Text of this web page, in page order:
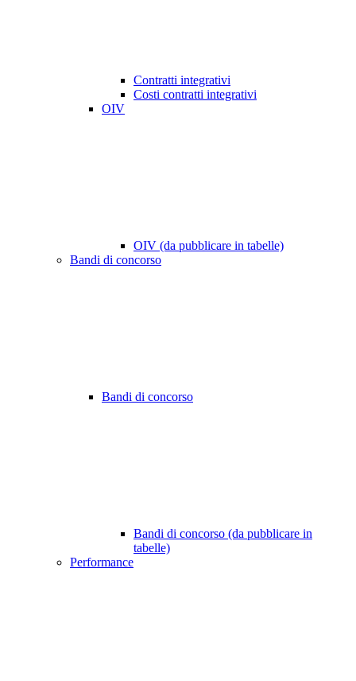
Contratti integrativi
Costi contratti integrativi
OIV
OIV (da pubblicare in tabelle)
Bandi di concorso
Bandi di concorso
Bandi di concorso (da pubblicare in
tabelle)
Performance